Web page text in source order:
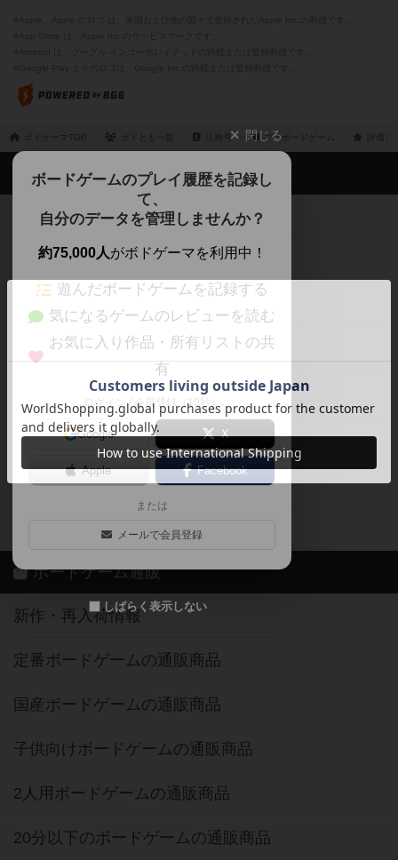
ボドゲーマTOP 江神号 マイボードゲーム 評価し
閉じる
ボードゲームのプレイ履歴を記録し
て、
自分のデータを管理しませんか？
約75,000人がボドゲーマを利用中！
遊んだボードゲームを記録する
気になるゲームのレビューを読む
お気に入り作品・所有リストの共
有
ログイン / 会員登録（10秒）
Google X
Apple Facebook
または
メールで会員登録
しばらく表示しない
ボドゲーマTOP
ボードゲームを検索する
ボードゲームの新着レビュー
ボードゲーム会情報
メカニクス特集
掲示板・トピックス
ボドとも・会員一覧
ボードゲーム業界コラム
ボドゲーマご利用案内
ボードゲーム通販
新作・再入荷情報
定番ボードゲームの通販商品
国産ボードゲームの通販商品
子供向けボードゲームの通販商品
2人用ボードゲームの通販商品
20分以下のボードゲームの通販商品